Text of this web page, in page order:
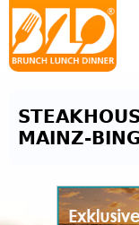
MAINZ-